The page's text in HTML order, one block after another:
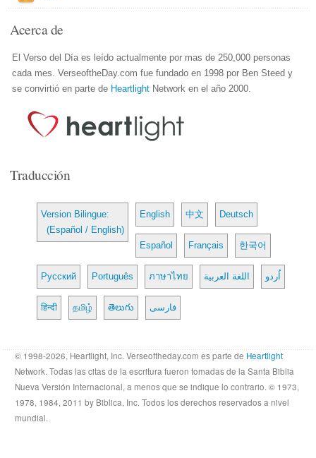
Acerca de
El Verso del Día es leído actualmente por mas de 250,000 personas
cada mes. VerseoftheDay.com fue fundado en 1998 por Ben Steed y
se convirtió en parte de Heartlight Network en el año 2000.
Traducción
Version Bilingue:
(Español / English)
English 中文 Deutsch
Español Français 한국어
Русский Português ภาษาไทย اللغة العربية اُردو
हिन्दी தமிழ் తెలుగు فارسی
© 1998-2026, Heartlight, Inc. Verseoftheday.com es parte de Heartlight
Network. Todas las citas de la escritura fueron tomadas de la Santa Biblia
Nueva Versión Internacional, a menos que se indique lo contrario. © 1973,
1978, 1984, 2011 by Biblica, Inc. Todos los derechos reservados a nivel
mundial.